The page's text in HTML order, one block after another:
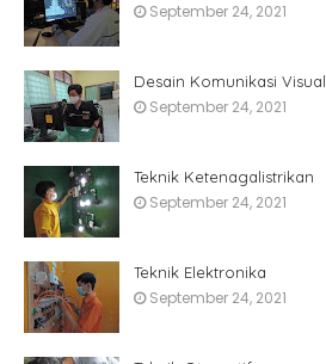
September 24, 2021
Desain Komunikasi Visual
September 24, 2021
Teknik Ketenagalistrikan
September 24, 2021
Teknik Elektronika
September 24, 2021